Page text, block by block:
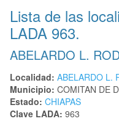
Lista de las
LADA 963.
ABELARDO L.
Localidad: ABELARDO L.
Municipio: COMITAN DE
Estado: CHIAPAS
Clave LADA: 963